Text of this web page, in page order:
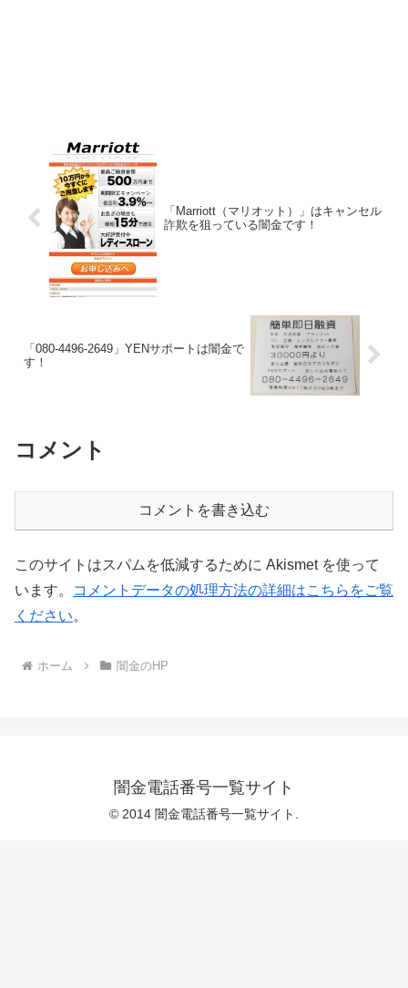
「Marriott（マリオット）」はキャンセル
詐欺を狙っている闇金です！
「080-4496-2649」YENサポートは闇金で
す！
コメント
コメントを書き込む
このサイトはスパムを低減するために Akismet を使って
います。
コメントデータの処理方法の詳細はこちらをご覧
ください。
ホーム 闇金のHP
闇金電話番号一覧サイト
© 2014 闇金電話番号一覧サイト.